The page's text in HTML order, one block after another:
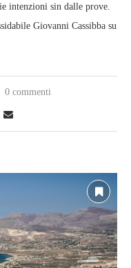
intenzioni sin dalle prove.
Giovanni Cassibba su
0 commenti